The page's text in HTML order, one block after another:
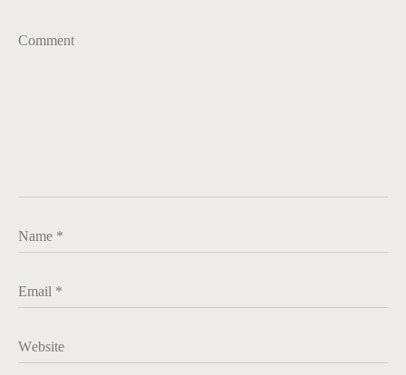
Comment
Name *
Email *
Website